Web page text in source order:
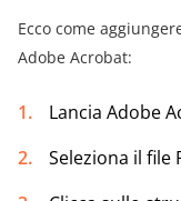
Ecco come
Adobe Acrobat:
Lancia Adobe
Seleziona il file